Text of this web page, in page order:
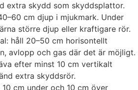
extra skydd som skyddsplattor.
cm djup i mjukmark. Under
större djup eller kraftigare rör.
håll 20–50 cm horisontellt
avlopp och gas där det är möjligt.
efter minst 10 cm vertikalt
extra skyddsrör.
cm under och 10 cm över